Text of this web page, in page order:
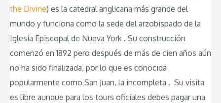
the Divine) es la catedral anglicana más grande del
mundo y funciona como la sede del arzobispado de la
Iglesia Episcopal de Nueva York . Su construcción
comenzó en 1892 pero después de más de cien años aún
no ha sido finalizada, por lo que es conocida
popularmente como San Juan, la incompleta . Su visita
es libre aunque para los tours oficiales debes pagar una